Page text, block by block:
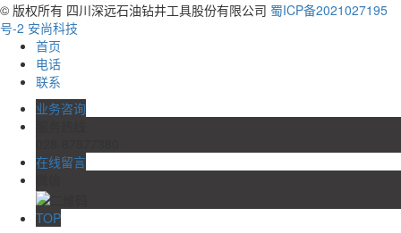
© 版权所有 四川深远石油钻井工具股份有限公司 蜀ICP备2021027195
号-2 安尚科技
首页
电话
联系
业务咨询
在线留言
TOP